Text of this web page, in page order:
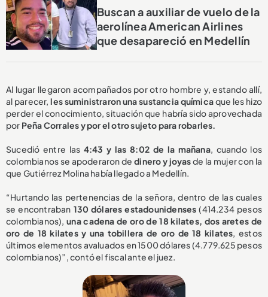
Buscan a auxiliar de vuelo de la
aerolínea American Airlines
que desapareció en Medellín
Al lugar llegaron acompañados por otro hombre y, estando allí,
al parecer,les suministraron una sustancia químicaque les hizo
perder el conocimiento, situación que habría sido aprovechada
por Peña Corrales y por el otro sujeto para robarles.
Sucedió entre las 4:43 y las 8:02 de la mañana, cuando los
colombianos se apoderaron dedinero y joyasde la mujer con la
que Gutiérrez Molina había llegado a Medellín.
“Hurtando las pertenencias de la señora, dentro de las cuales
se encontraban 130 dólares estadounidenses (414.234 pesos
colombianos),una cadena de oro de 18 kilates, dos aretes de
oro de 18 kilates y una tobillera de oro de 18 kilates, estos
últimos elementos avaluados en 1500 dólares (4.779.625 pesos
colombianos)”, contó el fiscal ante el juez.